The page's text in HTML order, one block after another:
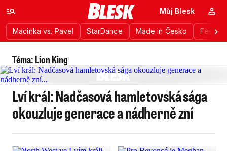
Macinka vs. Pavel StarDance Made in Česko
Můj Blesk
Téma: Lion King
Lví král: Nadčasová hamletovská sága
okouzluje generace a nádherně zní